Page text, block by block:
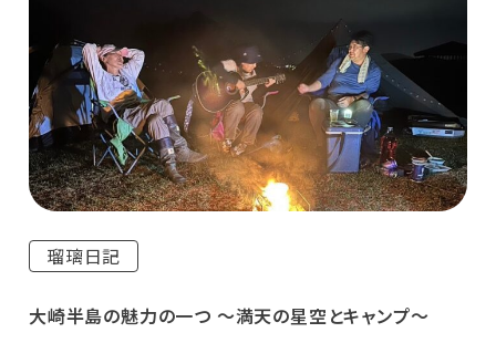
瑠璃日記
大崎半島の魅力の一つ ～満天の星空とキャンプ～